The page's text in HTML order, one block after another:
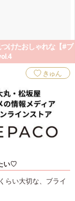
けたおしゃれな【#ブ
きゅん
い♡
らい大切な、ブライ